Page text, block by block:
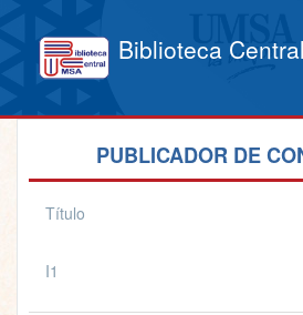
Biblioteca Central
PUBLICADOR DE
Título
I1